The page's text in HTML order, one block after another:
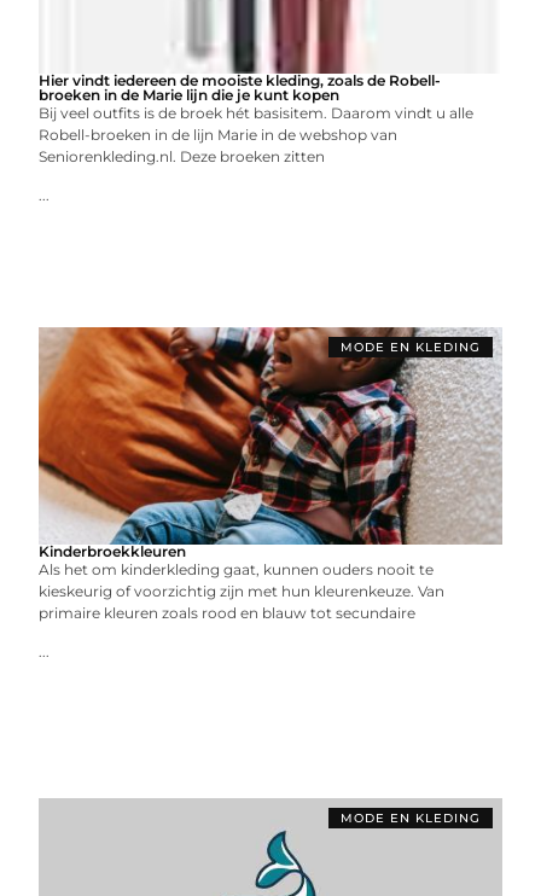
Hier vindt iedereen de mooiste kleding, zoals de Robell-
broeken in de Marie lijn die je kunt kopen
Bij veel outfits is de broek hét basisitem. Daarom vindt u alle
Robell-broeken in de lijn Marie in de webshop van
Seniorenkleding.nl. Deze broeken zitten
...
MODE EN KLEDING
Kinderbroekkleuren
Als het om kinderkleding gaat, kunnen ouders nooit te
kieskeurig of voorzichtig zijn met hun kleurenkeuze. Van
primaire kleuren zoals rood en blauw tot secundaire
...
MODE EN KLEDING